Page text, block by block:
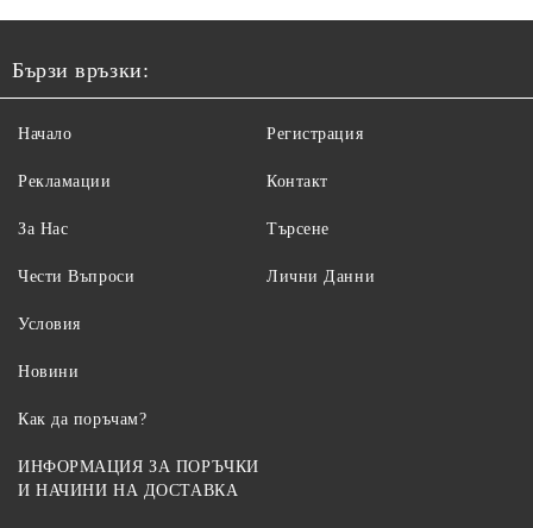
Бързи връзки:
Начало
Рекламации
За Нас
Чести Въпроси
Регистрация
Контакт
Търсене
Лични Данни
Условия
Новини
Как да поръчам?
ИНФОРМАЦИЯ ЗА ПОРЪЧКИ
И НАЧИНИ НА ДОСТАВКА